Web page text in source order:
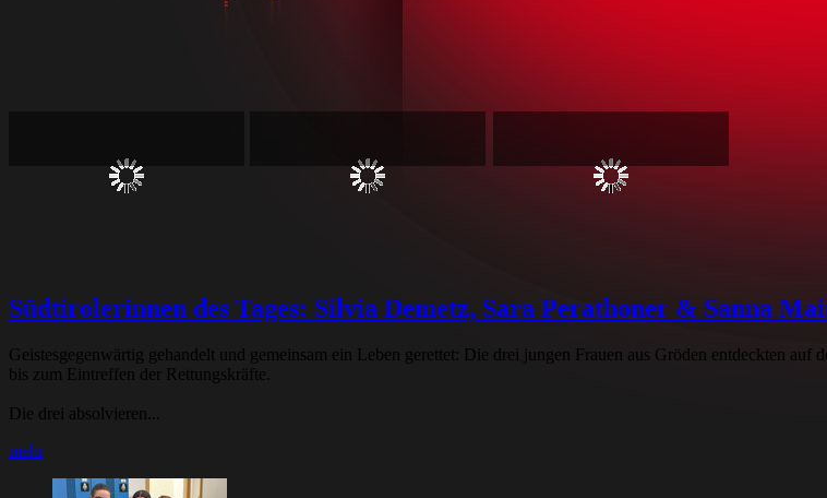
Südtirolerinnen des Tages: Silvia Demetz, Sara Perathoner & Sanna
Geistesgegenwärtig gehandelt und gemeinsam ein Leben gerettet: Die drei jungen Frauen aus Gröden entdeckten
bis zum Eintreffen der Rettungskräfte.
Die drei absolvieren...
mehr